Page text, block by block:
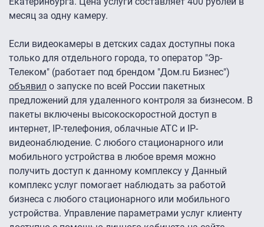
месяц за одну камеру.
Если видеокамеры в детских садах доступны пока
только для отдельного города, то оператор "Эр-
Телеком" (работает под брендом "Дом.ru Бизнес")
объявил о запуске по всей России пакетных
предложений для удаленного контроля за бизнесом. В
пакеты включены высокоскоростной доступ в
интернет, IP-телефония, облачные АТС и IP-
видеонаблюдение. С любого стационарного или
мобильного устройства в любое время можно
получить доступ к данному комплексу у Данный
комплекс услуг помогает наблюдать за работой
бизнеса с любого стационарного или мобильного
устройства. Управление параметрами услуг клиенту